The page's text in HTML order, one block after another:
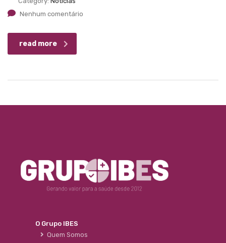
Nenhum comentário
read more
O Grupo IBES
Quem Somos